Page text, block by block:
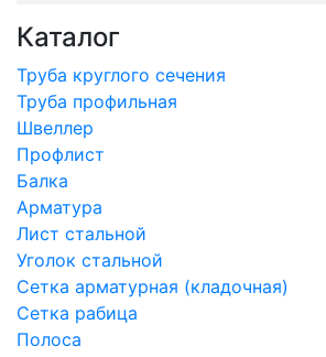
Каталог
Труба круглого сечения
Труба профильная
Швеллер
Профлист
Балка
Арматура
Лист стальной
Уголок стальной
Сетка арматурная (кладочная)
Сетка рабица
Полоса